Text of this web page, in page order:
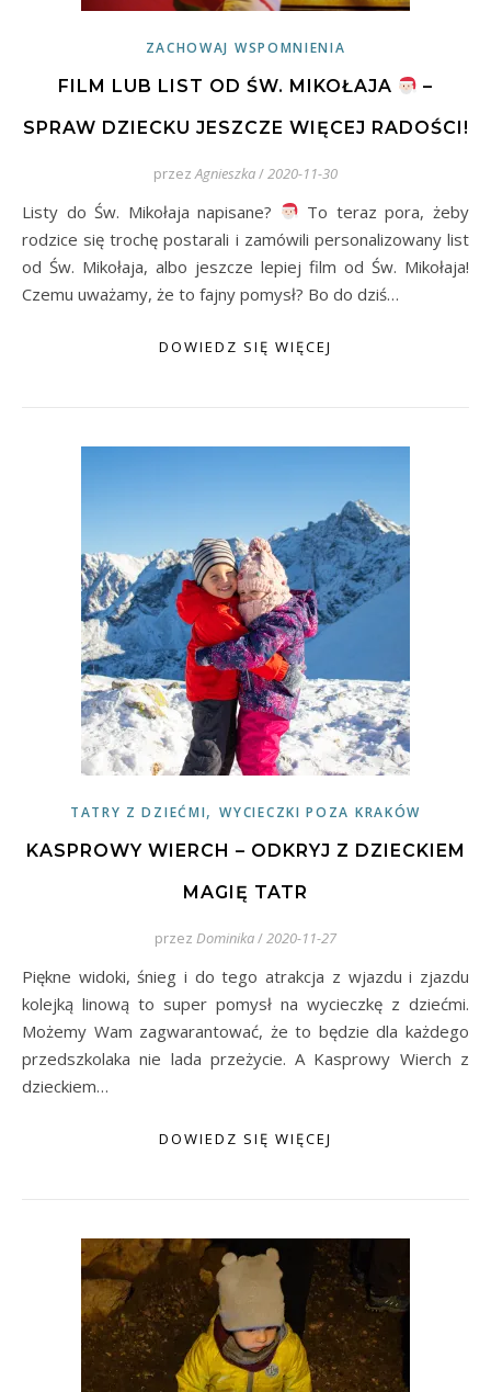
ZACHOWAJ WSPOMNIENIA
FILM LUB LIST OD ŚW. MIKOŁAJA
–
SPRAW DZIECKU JESZCZE WIĘCEJ RADOŚCI!
przez Agnieszka/2020-11-30
Listy do Św. Mikołaja napisane?
To teraz pora, żeby
rodzice się trochę postarali i zamówili personalizowany list
od Św. Mikołaja, albo jeszcze lepiej film od Św. Mikołaja!
Czemu uważamy, że to fajny pomysł? Bo do dziś…
DOWIEDZ SIĘ WIĘCEJ
TATRY Z DZIEĆMI,WYCIECZKI POZA KRAKÓW
KASPROWY WIERCH – ODKRYJ Z DZIECKIEM
MAGIĘ TATR
przez Dominika/2020-11-27
Piękne widoki, śnieg i do tego atrakcja z wjazdu i zjazdu
kolejką linową to super pomysł na wycieczkę z dziećmi.
Możemy Wam zagwarantować, że to będzie dla każdego
przedszkolaka nie lada przeżycie. A Kasprowy Wierch z
dzieckiem…
DOWIEDZ SIĘ WIĘCEJ